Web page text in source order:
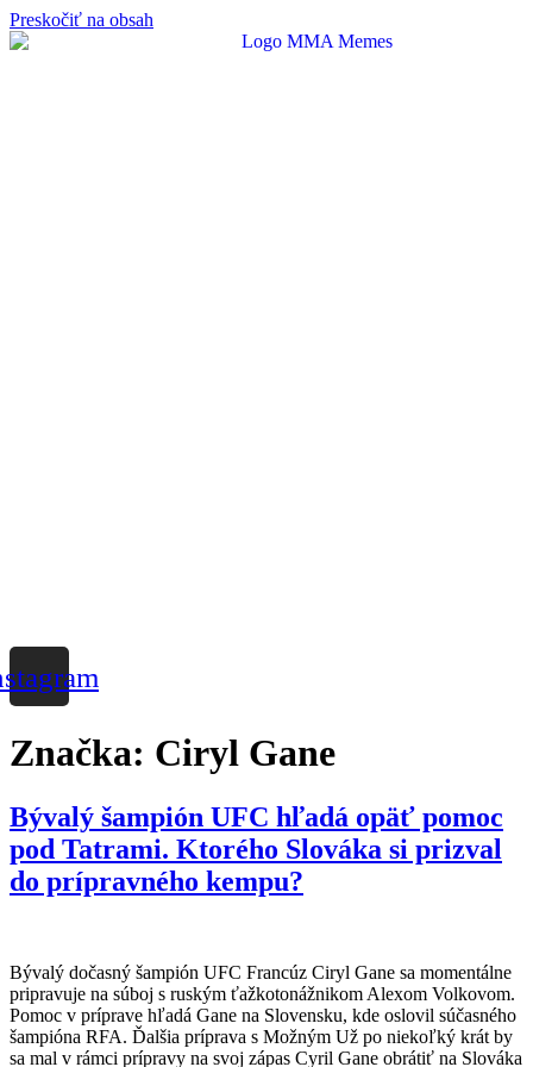
Preskočiť na obsah
Značka: Ciryl Gane
Bývalý šampión UFC hľadá opäť pomoc
pod Tatrami. Ktorého Slováka si prizval
do prípravného kempu?
Bývalý dočasný šampión UFC Francúz Ciryl Gane sa momentálne
pripravuje na súboj s ruským ťažkotonážnikom Alexom Volkovom.
Pomoc v príprave hľadá Gane na Slovensku, kde oslovil súčasného
šampióna RFA. Ďalšia príprava s Možným Už po niekoľký krát by
sa mal v rámci prípravy na svoj zápas Cyril Gane obrátiť na Slováka